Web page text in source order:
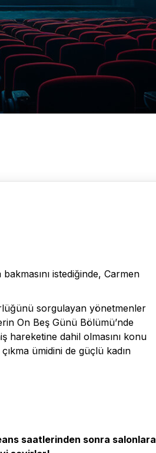
istediğinde, Carmen
sorgulayan yönetmenler
On Beş Günü Bölümü’nde
hareketine dahil olmasını konu
ümidini de güçlü kadın
saatlerinden sonra salonlara